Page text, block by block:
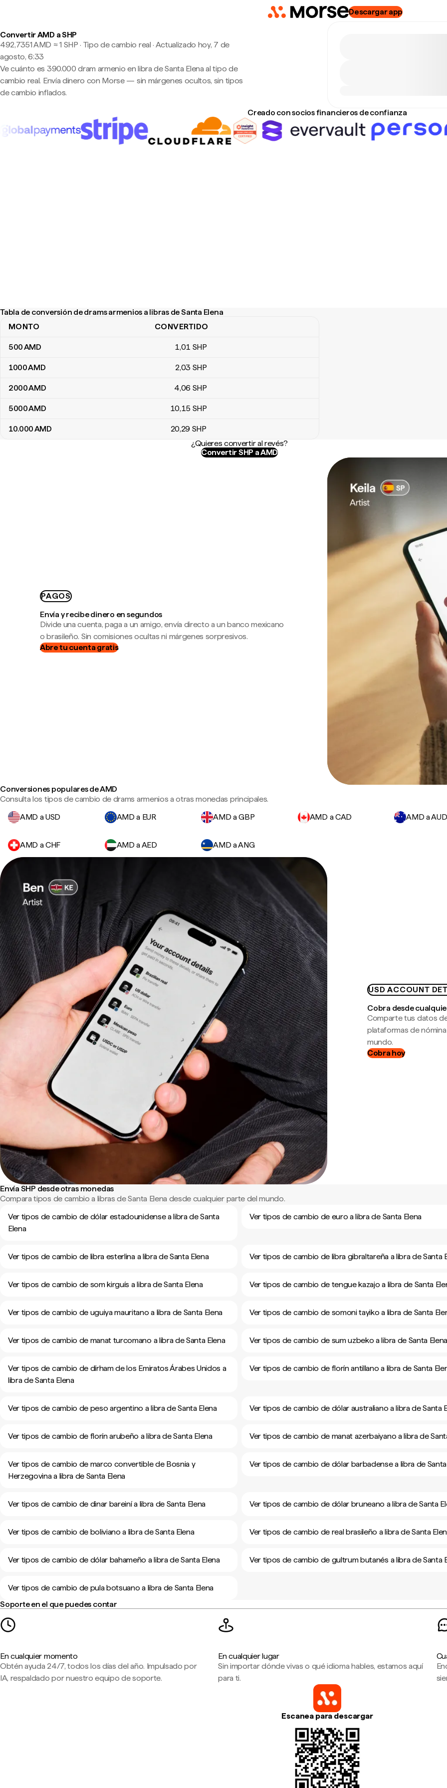
Descargar app
Convertir AMD a SHP
492,7351 AMD ≈ 1 SHP · Tipo de cambio real · Actualizado hoy, 7 de
agosto, 6:33
Ve cuánto es 390.000 dram armenio en libra de Santa Elena al tipo de
cambio real. Envía dinero con Morse — sin márgenes ocultos, sin tipos
de cambio inflados.
Creado con socios financieros de confianza
Tabla de conversión de drams armenios a libras de Santa Elena
Tabla de conversión de drams armenios a libras de Santa Elena
MONTO CONVERTIDO
500AMD 1,01 SHP
1000AMD 2,03 SHP
2000AMD 4,06 SHP
5000AMD 10,15 SHP
10.000AMD 20,29 SHP
¿Quieres convertir al revés?
Convertir SHP a AMD
PAGOS
Envía y recibe dinero en segundos
Divide una cuenta, paga a un amigo, envía directo a un banco mexicano
o brasileño. Sin comisiones ocultas ni márgenes sorpresivos.
Abre tu cuenta gratis
Conversiones populares de AMD
Consulta los tipos de cambio de drams armenios a otras monedas principales.
AMD a USD
AMD a EUR AMD a GBP AMD a CAD AMD a AUD
AMD a CHF AMD a AED AMD a ANG
USD ACCOUNT
Cobra desde
Comparte tus datos
plataformas de
mundo.
Cobra hoy
Envía SHP desde otras monedas
Compara tipos de cambio a libras de Santa Elena desde cualquier parte del mundo.
Ver tipos de cambio de dólar estadounidense a libra de Santa
Elena
Ver tipos de cambio de euro a libra de Santa Elena
Ver tipos de cambio de libra esterlina a libra de Santa Elena Ver tipos de cambio de libra gibraltareña a libra de Santa
Ver tipos de cambio de som kirguís a libra de Santa Elena Ver tipos de cambio de tengue kazajo a libra de Santa
Ver tipos de cambio de uguiya mauritano a libra de Santa Elena Ver tipos de cambio de somoni tayiko a libra de Santa
Ver tipos de cambio de manat turcomano a libra de Santa Elena Ver tipos de cambio de sum uzbeko a libra de Santa
Ver tipos de cambio de dírham de los Emiratos Árabes Unidos a
libra de Santa Elena
Ver tipos de cambio de florín antillano a libra de Santa
Ver tipos de cambio de peso argentino a libra de Santa Elena Ver tipos de cambio de dólar australiano a libra de Santa
Ver tipos de cambio de florín arubeño a libra de Santa Elena Ver tipos de cambio de manat azerbaiyano a libra de
Ver tipos de cambio de marco convertible de Bosnia y
Herzegovina a libra de Santa Elena
Ver tipos de cambio de dólar barbadense a libra de Santa
Ver tipos de cambio de dinar bareiní a libra de Santa Elena Ver tipos de cambio de dólar bruneano a libra de Santa
Ver tipos de cambio de boliviano a libra de Santa Elena Ver tipos de cambio de real brasileño a libra de Santa
Ver tipos de cambio de dólar bahameño a libra de Santa Elena Ver tipos de cambio de gultrum butanés a libra de Santa
Ver tipos de cambio de pula botsuano a libra de Santa Elena
Soporte en el que puedes contar
En cualquier momento
Obtén ayuda 24/7, todos los días del año. Impulsado por
IA, respaldado por nuestro equipo de soporte.
En cualquier lugar
Sin importar dónde vivas o qué idioma hables, estamos aquí
para ti.
Escanea para descargar